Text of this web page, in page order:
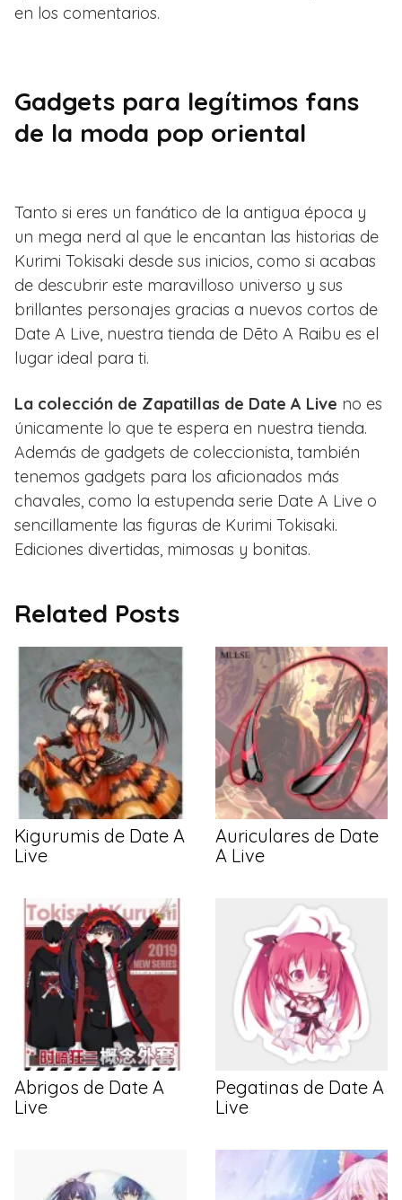
en los comentarios.
Gadgets para legítimos fans
de la moda pop oriental
Tanto si eres un fanático de la antigua época y
un mega nerd al que le encantan las historias de
Kurimi Tokisaki desde sus inicios, como si acabas
de descubrir este maravilloso universo y sus
brillantes personajes gracias a nuevos cortos de
Date A Live, nuestra tienda de Dēto A Raibu es el
lugar ideal para ti.
La colección de Zapatillas de Date A Live no es
únicamente lo que te espera en nuestra tienda.
Además de gadgets de coleccionista, también
tenemos gadgets para los aficionados más
chavales, como la estupenda serie Date A Live o
sencillamente las figuras de Kurimi Tokisaki.
Ediciones divertidas, mimosas y bonitas.
Related Posts
Kigurumis de Date A
Live
Auriculares de Date
A Live
Abrigos de Date A
Live
Pegatinas de Date A
Live